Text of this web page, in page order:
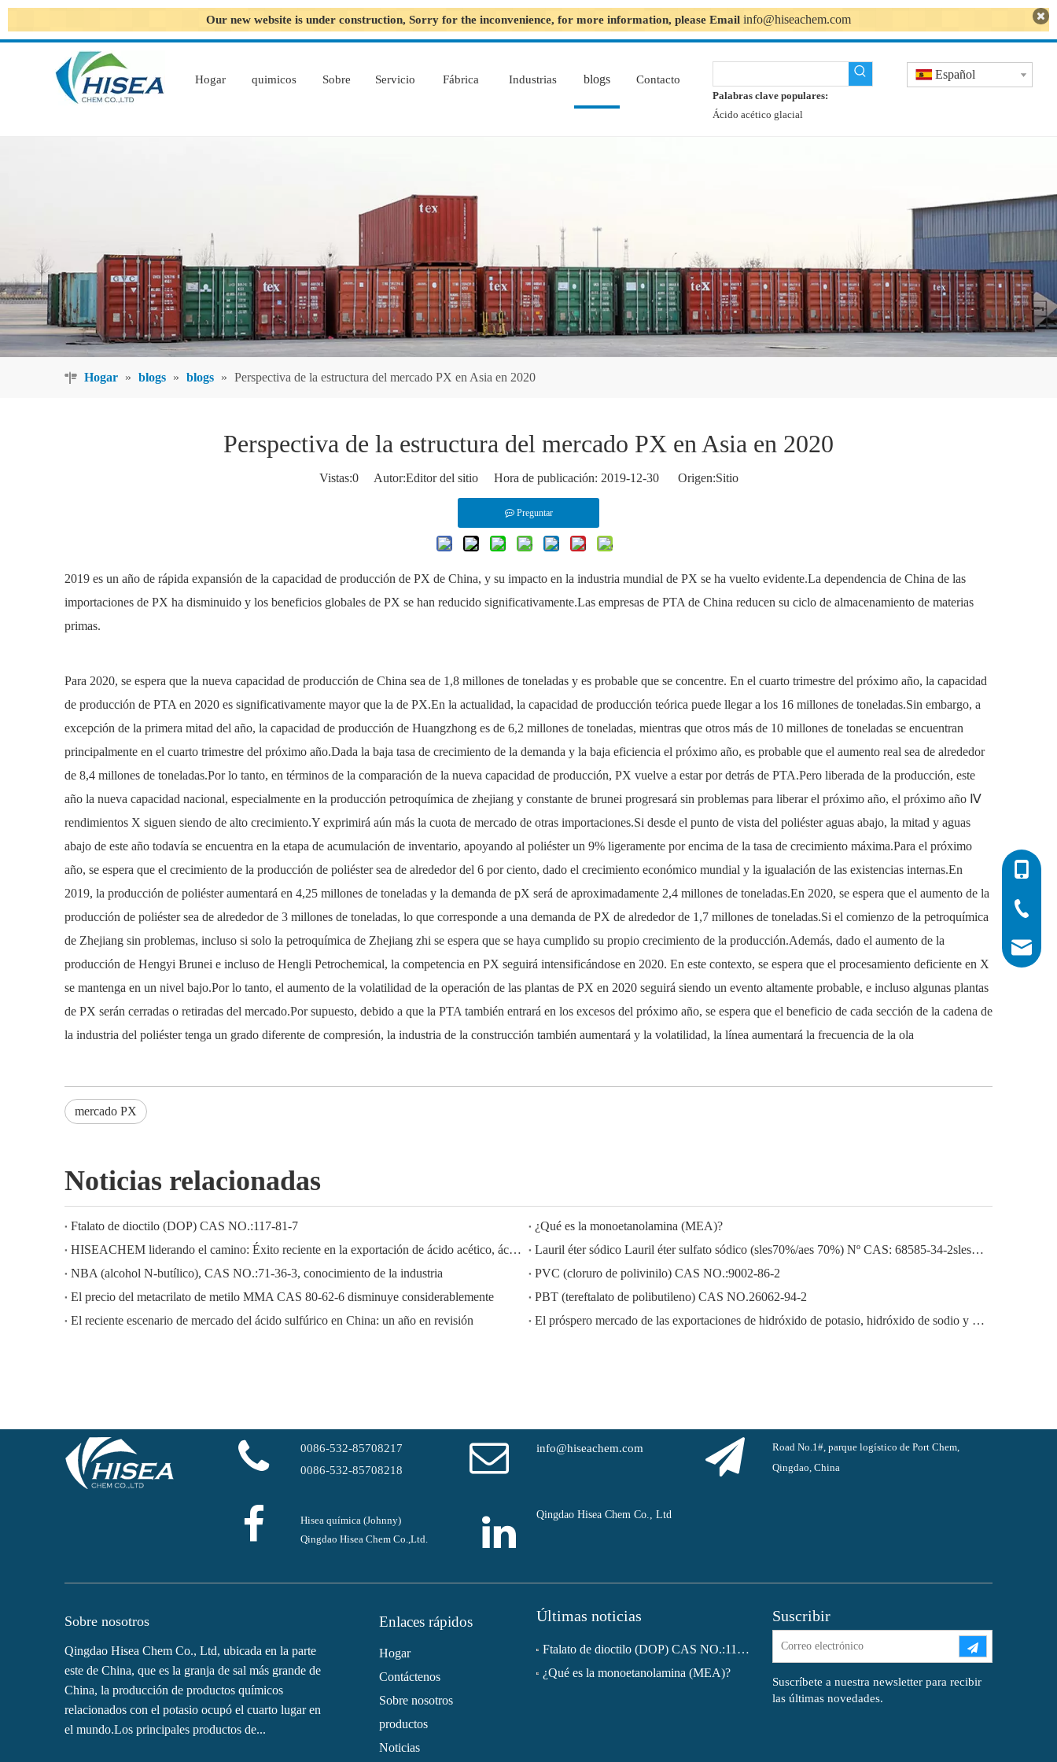
Our new website is under construction, Sorry for the inconvenience, for more information, please Email info@hiseachem.com
Hogar quimicos Sobre Servicio Fábrica Industrias blogs Contacto
Palabras clave populares:
Ácido acético glacial
Español
Hogar » blogs » blogs » Perspectiva de la estructura del mercado PX en Asia en 2020
Perspectiva de la estructura del mercado PX en Asia en 2020
Vistas:0Autor:Editor del sitio Hora de publicación: 2019-12-30 Origen:Sitio
Preguntar
2019 es un año de rápida expansión de la capacidad de producción de PX de China, y su impacto en la industria mundial de PX se ha vuelto evidente.La dependencia de China de las
importaciones de PX ha disminuido y los beneficios globales de PX se han reducido significativamente.Las empresas de PTA de China reducen su ciclo de almacenamiento de materias
primas.
Para 2020, se espera que la nueva capacidad de producción de China sea de 1,8 millones de toneladas y es probable que se concentre. En el cuarto trimestre del próximo año, la capacidad
de producción de PTA en 2020 es significativamente mayor que la de PX.En la actualidad, la capacidad de producción teórica puede llegar a los 16 millones de toneladas.Sin embargo, a
excepción de la primera mitad del año, la capacidad de producción de Huangzhong es de 6,2 millones de toneladas, mientras que otros más de 10 millones de toneladas se encuentran
principalmente en el cuarto trimestre del próximo año.Dada la baja tasa de crecimiento de la demanda y la baja eficiencia el próximo año, es probable que el aumento real sea de alrededor
de 8,4 millones de toneladas.Por lo tanto, en términos de la comparación de la nueva capacidad de producción, PX vuelve a estar por detrás de PTA.Pero liberada de la producción, este
año la nueva capacidad nacional, especialmente en la producción petroquímica de zhejiang y constante de brunei progresará sin problemas para liberar el próximo año, el próximo año Ⅳ
rendimientos X siguen siendo de alto crecimiento.Y exprimirá aún más la cuota de mercado de otras importaciones.Si desde el punto de vista del poliéster aguas abajo, la mitad y aguas
abajo de este año todavía se encuentra en la etapa de acumulación de inventario, apoyando al poliéster un 9% ligeramente por encima de la tasa de crecimiento máxima.Para el próximo
año, se espera que el crecimiento de la producción de poliéster sea de alrededor del 6 por ciento, dado el crecimiento económico mundial y la igualación de las existencias internas.En
2019, la producción de poliéster aumentará en 4,25 millones de toneladas y la demanda de pX será de aproximadamente 2,4 millones de toneladas.En 2020, se espera que el aumento de la
producción de poliéster sea de alrededor de 3 millones de toneladas, lo que corresponde a una demanda de PX de alrededor de 1,7 millones de toneladas.Si el comienzo de la petroquímica
de Zhejiang sin problemas, incluso si solo la petroquímica de Zhejiang zhi se espera que se haya cumplido su propio crecimiento de la producción.Además, dado el aumento de la
producción de Hengyi Brunei e incluso de Hengli Petrochemical, la competencia en PX seguirá intensificándose en 2020. En este contexto, se espera que el procesamiento deficiente en X
se mantenga en un nivel bajo.Por lo tanto, el aumento de la volatilidad de la operación de las plantas de PX en 2020 seguirá siendo un evento altamente probable, e incluso algunas plantas
de PX serán cerradas o retiradas del mercado.Por supuesto, debido a que la PTA también entrará en los excesos del próximo año, se espera que el beneficio de cada sección de la cadena de
la industria del poliéster tenga un grado diferente de compresión, la industria de la construcción también aumentará y la volatilidad, la línea aumentará la frecuencia de la ola
mercado PX
Noticias relacionadas
Ftalato de dioctilo (DOP) CAS NO.:117-81-7
¿Qué es la monoetanolamina (MEA)?
HISEACHEM liderando el camino: Éxito reciente en la exportación de ácido acético, ácido oxálico, ácido sulfúrico, ácido nítrico, soda cáustica, álcali líquido y metabisulfito de sodio de China
Lauril éter sódico Lauril éter sulfato sódico (sles70%/aes 70%) Nº CAS: 68585-34-2sles70%/aes 70%) Nº CAS: 68585-34-2
NBA (alcohol N-butílico), CAS NO.:71-36-3, conocimiento de la industria
PVC (cloruro de polivinilo) CAS NO.:9002-86-2
El precio del metacrilato de metilo MMA CAS 80-62-6 disminuye considerablemente
PBT (tereftalato de polibutileno) CAS NO.26062-94-2
El reciente escenario de mercado del ácido sulfúrico en China: un año en revisión
El próspero mercado de las exportaciones de hidróxido de potasio, hidróxido de sodio y peróxido de hidrógeno de China: una revisión del año pasado
0086-
0086-
0086-
0086-532-85708217
0086-532-85708218
info@hiseachem.com
Road No.1#, parque logístico de Port Chem,
Qingdao, China
Hisea química (Johnny)
Qingdao Hisea Chem Co.,Ltd.
Qingdao Hisea Chem Co., Ltd
Sobre nosotros
Qingdao Hisea Chem Co., Ltd, ubicada en la parte
este de China, que es la granja de sal más grande de
China, la producción de productos químicos
relacionados con el potasio ocupó el cuarto lugar en
el mundo.Los principales productos de...
Enlaces rápidos
Hogar
Contáctenos
Sobre nosotros
productos
Noticias
Últimas noticias
Ftalato de dioctilo (DOP) CAS NO.:117-81-7
¿Qué es la monoetanolamina (MEA)?
Suscribir
Suscríbete a nuestra newsletter para recibir
las últimas novedades.